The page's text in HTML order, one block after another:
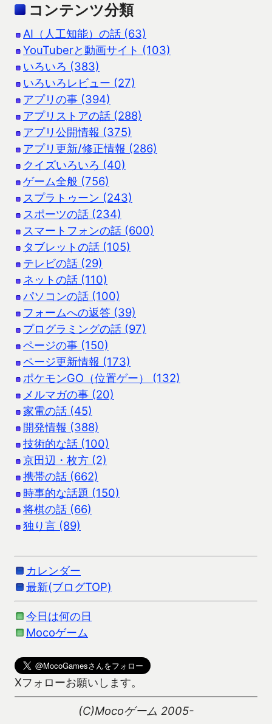
コンテンツ分類
AI（人工知能）の話 (63)
YouTuberと動画サイト (103)
いろいろ (383)
いろいろレビュー (27)
アプリの事 (394)
アプリストアの話 (288)
アプリ公開情報 (375)
アプリ更新/修正情報 (286)
クイズいろいろ (40)
ゲーム全般 (756)
スプラトゥーン (243)
スポーツの話 (234)
スマートフォンの話 (600)
タブレットの話 (105)
テレビの話 (29)
ネットの話 (110)
パソコンの話 (100)
フォームへの返答 (39)
プログラミングの話 (97)
ページの事 (150)
ページ更新情報 (173)
ポケモンGO（位置ゲー） (132)
メルマガの事 (20)
家電の話 (45)
開発情報 (388)
技術的な話 (100)
京田辺・枚方 (2)
携帯の話 (662)
時事的な話題 (150)
将棋の話 (66)
独り言 (89)
カレンダー
最新(ブログTOP)
今日は何の日
Mocoゲーム
Xフォローお願いします。
(C)Mocoゲーム 2005-